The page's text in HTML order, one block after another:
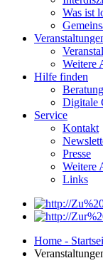
Was ist
Weitere
Hilfe finden
Digitale
Service
Kontakt
Presse
Weitere
Links
Home -